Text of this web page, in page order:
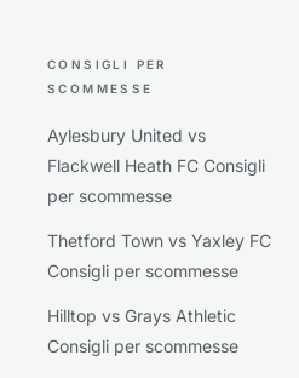
CONSIGLI PER
SCOMMESSE
Aylesbury United vs
Flackwell Heath FC Consigli
per scommesse
Thetford Town vs Yaxley FC
Consigli per scommesse
Hilltop vs Grays Athletic
Consigli per scommesse